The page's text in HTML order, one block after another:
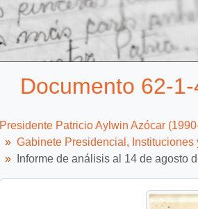
Documento 62-
Presidente Patricio Aylwin Azócar
Gabinete Presidencial, Instituciones
Informe de análisis al 14 de agosto